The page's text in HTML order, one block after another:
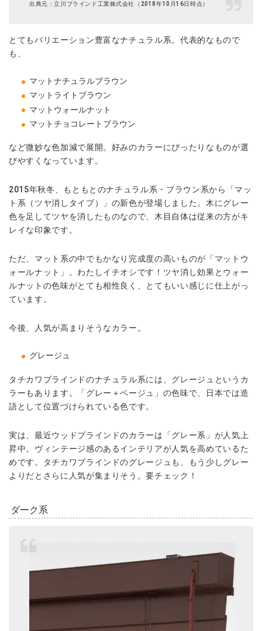
出典元：立川ブラインド工業株式会社（2018年10月16日時点）
とてもバリエーション豊富なナチュラル系。代表的なもので
も、
マットナチュラルブラウン
マットライトブラウン
マットウォールナット
マットチョコレートブラウン
など微妙な色加減で展開。好みのカラーにぴったりなものが選
びやすくなっています。
2015年秋冬、もともとのナチュラル系・ブラウン系から「マッ
ト系（ツヤ消しタイプ）」の新色が登場しました。木にグレー
色を足してツヤを消したものなので、木目自体は従来の方がキ
レイな印象です。
ただ、マット系の中でもかなり完成度の高いものが「マットウ
ォールナット」。わたしイチオシです！ツヤ消し効果とウォー
ルナットの色味がとても相性良く、とてもいい感じに仕上がっ
ています。
今後、人気が高まりそうなカラー。
グレージュ
タチカワブラインドのナチュラル系には、グレージュというカ
ラーもあります。「グレー＋ベージュ」の色味で、日本では造
語として位置づけられている色です。
実は、最近ウッドブラインドのカラーは「グレー系」が人気上
昇中。ヴィンテージ感のあるインテリアが人気を高めているた
めです。タチカワブラインドのグレージュも、もう少しグレー
よりだとさらに人気が集まりそう。要チェック！
ダーク系